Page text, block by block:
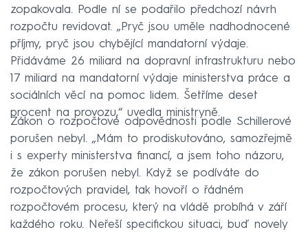
zopakovala. Podle ní se podařilo předchozí návrh
rozpočtu revidovat. „Pryč jsou uměle nadhodnocené
příjmy, pryč jsou chybějící mandatorní výdaje.
Přidáváme 26 miliard na dopravní infrastrukturu nebo
17 miliard na mandatorní výdaje ministerstva práce a
sociálních věcí na pomoc lidem. Šetříme deset
procent na provozu,“ uvedla ministryně.
Zákon o rozpočtové odpovědnosti podle Schillerové
porušen nebyl. „Mám to prodiskutováno, samozřejmě
i s experty ministerstva financí, a jsem toho názoru,
že zákon porušen nebyl. Když se podíváte do
rozpočtových pravidel, tak hovoří o řádném
rozpočtovém procesu, který na vládě probíhá v září
každého roku. Neřeší specifickou situaci, buď novely